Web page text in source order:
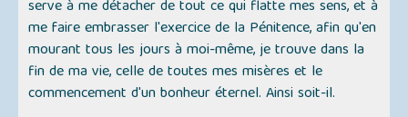
serve à me détacher de tout ce qui flatte mes sens, et à
me faire embrasser l'exercice de la Pénitence, afin qu'en
mourant tous les jours à moi-même, je trouve dans la
fin de ma vie, celle de toutes mes misères et le
commencement d'un bonheur éternel. Ainsi soit-il.